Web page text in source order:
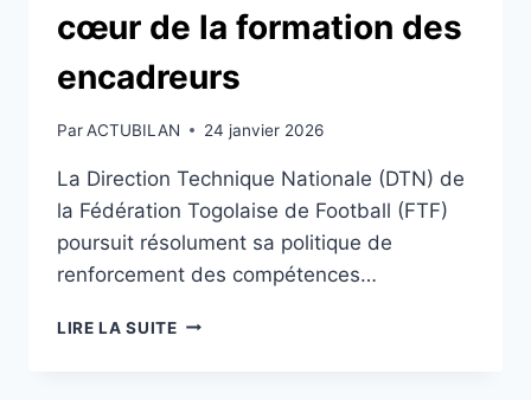
cœur de la formation des
encadreurs
ParACTUBILAN 24 janvier 2026
La Direction Technique Nationale (DTN) de
la Fédération Togolaise de Football (FTF)
poursuit résolument sa politique de
renforcement des compétences…
LIRE LA SUITELICENCE